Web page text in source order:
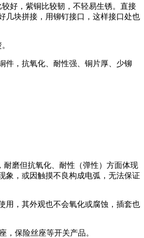
好，紫铜比较韧，不轻易生锈。直接
几块拼接，用铆钉接口，这样接口处也
，抗氧化、耐性强、铜片厚、少铆
磨但抗氧化、耐性（弹性）方面体现
象，或因触摸不良构成电弧，无法保证
，其外观也不会氧化或腐蚀，插套也
，保险丝座等开关产品。